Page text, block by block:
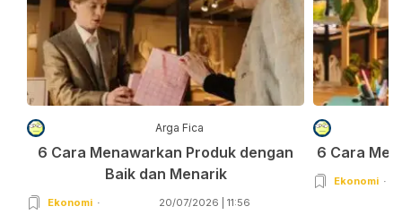
Arga Fica
6 Cara Menawarkan Produk dengan
Baik dan Menarik
Ekonomi 20/07/2026 | 11:56
6 Cara
Ekonomi